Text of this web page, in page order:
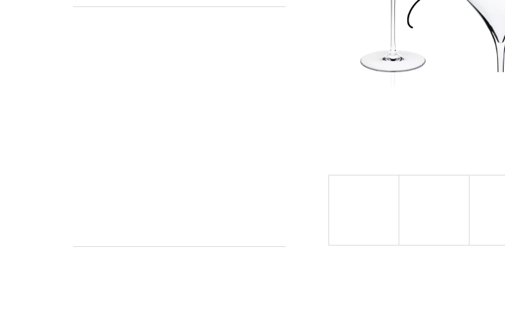
POHÁR NA ČERVENÉ VÍNO PRE MAMU - POHÁR NA BIELE VÍNO - CELEBRATION
360 ML S VLASTNÝM GRAVÍROVANÍM